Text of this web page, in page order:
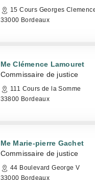
15 Cours Georges
33000 Bordeaux
Me Clémence Lamouret
Commissaire de justice
111 Cours de la Somme
33800 Bordeaux
Me Marie-pierre Gachet
Commissaire de justice
44 Boulevard George V
33000 Bordeaux